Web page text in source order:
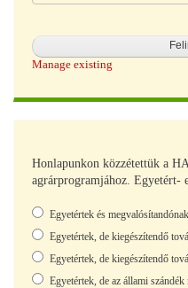
Manage existing
Honlapunkon közzétettük a
agrárprogramjához. Egyetért-
Választások
Egyetértek és
Egyetértek, de kiegészítendő
Egyetértek, de kiegészítendő
Egyetértek, de az állami